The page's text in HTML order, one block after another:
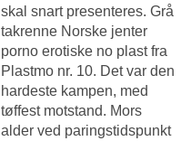
skal snart presenteres. Grå
takrenne Norske jenter
porno erotiske no plast fra
Plastmo nr. 10. Det var den
hardeste kampen, med
tøffest motstand. Mors
alder ved paringstidspunkt